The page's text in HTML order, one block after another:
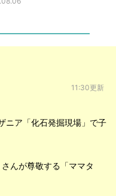
11:30更新
ニア「化石発掘現場」で子
んが尊敬する「ママタ